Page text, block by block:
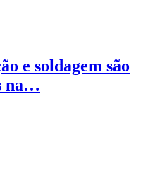
e soldagem são
na…